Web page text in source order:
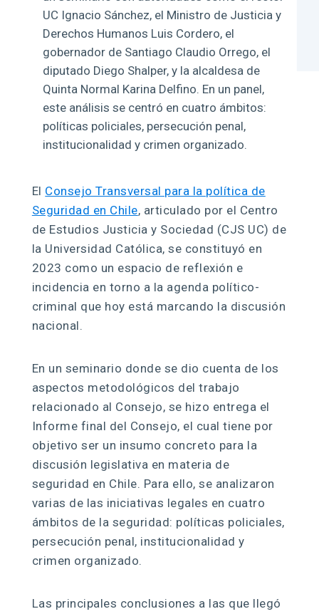
UC Ignacio Sánchez, el Ministro de Justicia y
Derechos Humanos Luis Cordero, el
gobernador de Santiago Claudio Orrego, el
diputado Diego Shalper, y la alcaldesa de
Quinta Normal Karina Delfino. En un panel,
este análisis se centró en cuatro ámbitos:
políticas policiales, persecución penal,
institucionalidad y crimen organizado.
El Consejo Transversal para la política de
Seguridad en Chile, articulado por el Centro
de Estudios Justicia y Sociedad (CJS UC) de
la Universidad Católica, se constituyó en
2023 como un espacio de reflexión e
incidencia en torno a la agenda político-
criminal que hoy está marcando la discusión
nacional.
En un seminario donde se dio cuenta de los
aspectos metodológicos del trabajo
relacionado al Consejo, se hizo entrega el
Informe final del Consejo, el cual tiene por
objetivo ser un insumo concreto para la
discusión legislativa en materia de
seguridad en Chile. Para ello, se analizaron
varias de las iniciativas legales en cuatro
ámbitos de la seguridad: políticas policiales,
persecución penal, institucionalidad y
crimen organizado.
Las principales conclusiones a las que llegó